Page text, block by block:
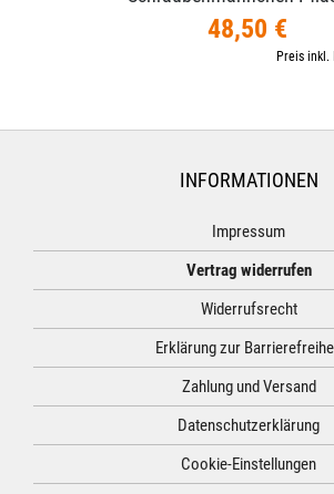
48,50 €
Preis inkl.
INFORMATIONEN
Impressum
Vertrag widerrufen
Widerrufsrecht
Erklärung zur
Zahlung und Versand
Datenschutzerklärung
Cookie-Einstellungen